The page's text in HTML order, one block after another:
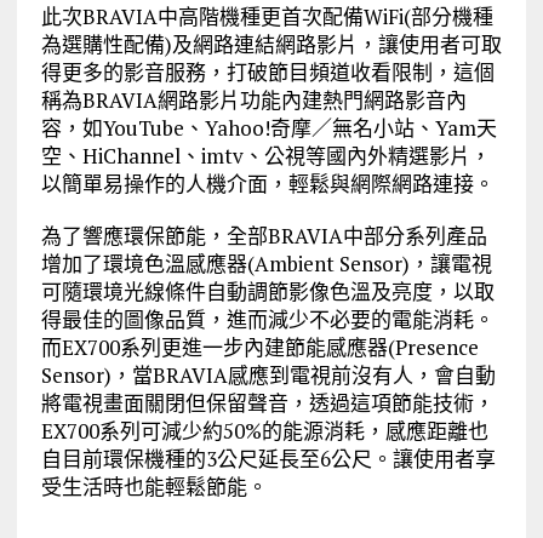
此次BRAVIA中高階機種更首次配備WiFi(部分機種
為選購性配備)及網路連結網路影片，讓使用者可取
得更多的影音服務，打破節目頻道收看限制，這個
稱為BRAVIA網路影片功能內建熱門網路影音內
容，如YouTube、Yahoo!奇摩／無名小站、Yam天
空、HiChannel、imtv、公視等國內外精選影片，
以簡單易操作的人機介面，輕鬆與網際網路連接。
為了響應環保節能，全部BRAVIA中部分系列產品
增加了環境色溫感應器(Ambient Sensor)，讓電視
可隨環境光線條件自動調節影像色溫及亮度，以取
得最佳的圖像品質，進而減少不必要的電能消耗。
而EX700系列更進一步內建節能感應器(Presence
Sensor)，當BRAVIA感應到電視前沒有人，會自動
將電視畫面關閉但保留聲音，透過這項節能技術，
EX700系列可減少約50%的能源消耗，感應距離也
自目前環保機種的3公尺延長至6公尺。讓使用者享
受生活時也能輕鬆節能。